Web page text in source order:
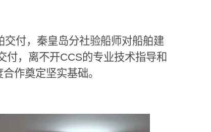
交付，秦皇岛分社验船师对船舶建
付，离不开CCS的专业技术指导和
作奠定坚实基础。